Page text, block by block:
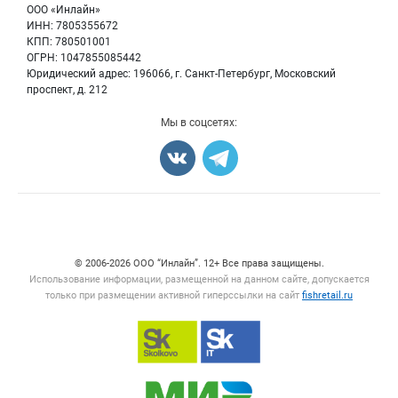
ООО «Инлайн»
ИНН: 7805355672
КПП: 780501001
ОГРН: 1047855085442
Юридический адрес: 196066, г. Санкт-Петербург, Московский
проспект, д. 212
Блог
Мы в соцсетях:
© 2006‑2026 ООО “Инлайн”. 12+ Все права защищены.
Использование информации, размещенной на данном сайте, допускается
только при размещении активной гиперссылки на сайт fishretail.ru